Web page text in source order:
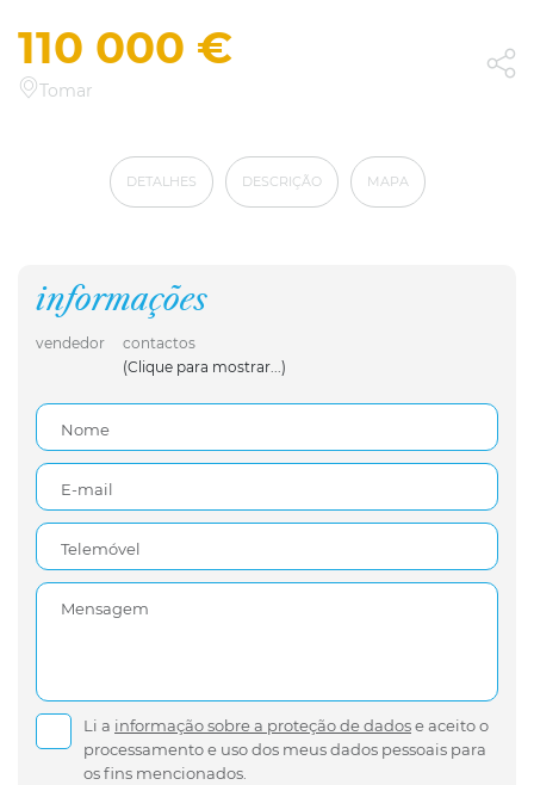
110 000 €
Tomar
DETALHES DESCRIÇÃO MAPA
informações
vendedor
contactos
(Clique para mostrar...)
Nome
E-mail
Telemóvel
Mensagem
Li a informação sobre a proteção de dadose aceito o
processamento e uso dos meus dados pessoais para
os fins mencionados.